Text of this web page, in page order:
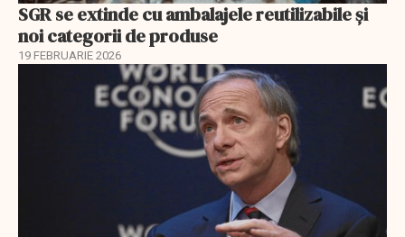
SGR se extinde cu ambalajele reutilizabile și
noi categorii de produse
19 FEBRUARIE 2026